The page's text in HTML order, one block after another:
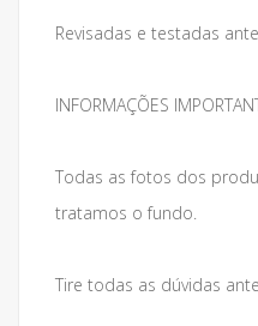
Revisadas e testadas
INFORMAÇÕES
Todas as fotos dos
tratamos o fundo.
Tire todas as dúvidas